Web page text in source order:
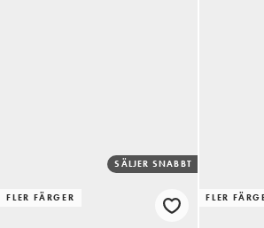
FLER FÄRGER
SÄLJER SNABBT
FLER